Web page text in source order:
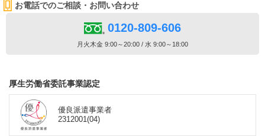
お電話でのご相談・お問い合わせ
0120-809-606
月火木金 9:00～20:00 / 水 9:00～18:00
厚生労働省委託事業認定
優良派遣事業者
2312001(04)